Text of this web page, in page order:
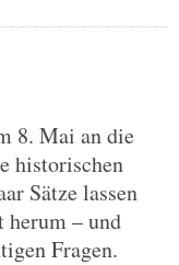
8. Mai an die
historischen
Sätze lassen
herum – und
Fragen.